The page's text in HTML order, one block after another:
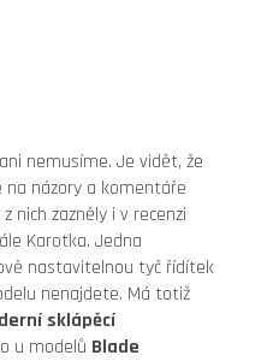
nemusíme. Je vidět, že
na názory a komentáře
nich zazněly i v recenzi
Karotka. Jedna
nastavitelnou tyč řídítek
nenajdete. Má totiž
sklápěcí
u modelů Blade